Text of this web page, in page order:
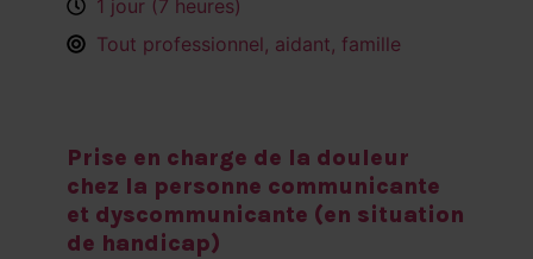
1 jour (7 heures)
Tout professionnel, aidant, famille
Prise en charge de la douleur
chez la personne communicante
et dyscommunicante (en situation
de handicap)